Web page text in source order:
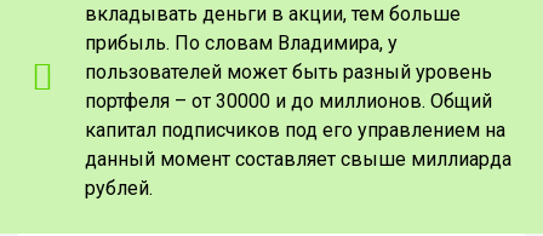
вкладывать деньги в акции, тем больше
прибыль. По словам Владимира, у
пользователей может быть разный уровень
портфеля – от 30000 и до миллионов. Общий
капитал подписчиков под его управлением на
данный момент составляет свыше миллиарда
рублей.